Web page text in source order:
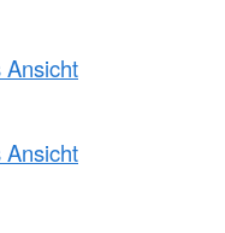
Ansicht
Ansicht